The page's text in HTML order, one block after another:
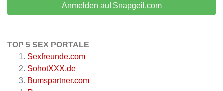
Anmelden auf Snapgeil.com
TOP 5 SEX PORTALE
Sexfreunde.com
SohotXXX.de
Bumspartner.com